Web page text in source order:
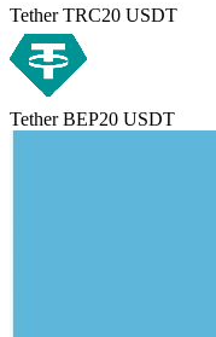
Tether TRC20 USDT
Tether BEP20 USDT